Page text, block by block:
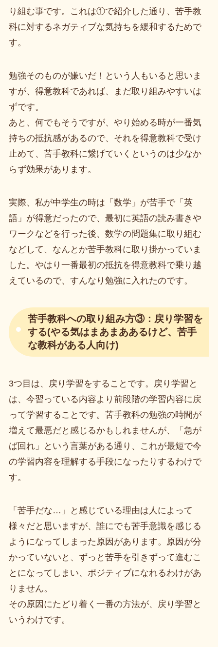
り組む事です。これは①で紹介した通り、苦手教
科に対するネガティブな気持ちを緩和するためで
す。
勉強そのものが嫌いだ！という人もいると思いま
すが、得意教科であれば、まだ取り組みやすいは
ずです。
あと、何でもそうですが、やり始める時が一番気
持ちの抵抗感があるので、それを得意教科で受け
止めて、苦手教科に繋げていくというのは少なか
らず効果があります。
実際、私が中学生の時は「数学」が苦手で「英
語」が得意だったので、最初に英語の読み書きや
ワークなどを行った後、数学の問題集に取り組む
などして、なんとか苦手教科に取り掛かっていま
した。やはり一番最初の抵抗を得意教科で乗り越
えているので、すんなり勉強に入れたのです。
苦手教科への取り組み方③：戻り学習を
する(やる気はまあまああるけど、苦手
な教科がある人向け)
3つ目は、戻り学習をすることです。戻り学習と
は、今習っている内容より前段階の学習内容に戻
って学習することです。苦手教科の勉強の時間が
増えて最悪だと感じるかもしれませんが、「急が
ば回れ」という言葉がある通り、これが最短で今
の学習内容を理解する手段になったりするわけで
す。
「苦手だな…」と感じている理由は人によって
様々だと思いますが、誰にでも苦手意識を感じる
ようになってしまった原因があります。原因が分
かっていないと、ずっと苦手を引きずって進むこ
とになってしまい、ポジティブになれるわけがあ
りません。
その原因にたどり着く一番の方法が、戻り学習と
いうわけです。